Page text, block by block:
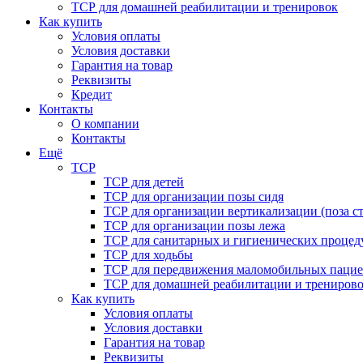
ТСР для домашней реабилитации и тренировок
Как купить
Условия оплаты
Условия доставки
Гарантия на товар
Реквизиты
Кредит
Контакты
О компании
Контакты
Ещё
ТСР
ТСР для детей
ТСР для организации позы сидя
ТСР для организации вертикализации (поза
ТСР для организации позы лежа
ТСР для санитарных и гигиенических
ТСР для ходьбы
ТСР для передвижения маломобильных
ТСР для домашней реабилитации и
Как купить
Условия оплаты
Условия доставки
Гарантия на товар
Реквизиты